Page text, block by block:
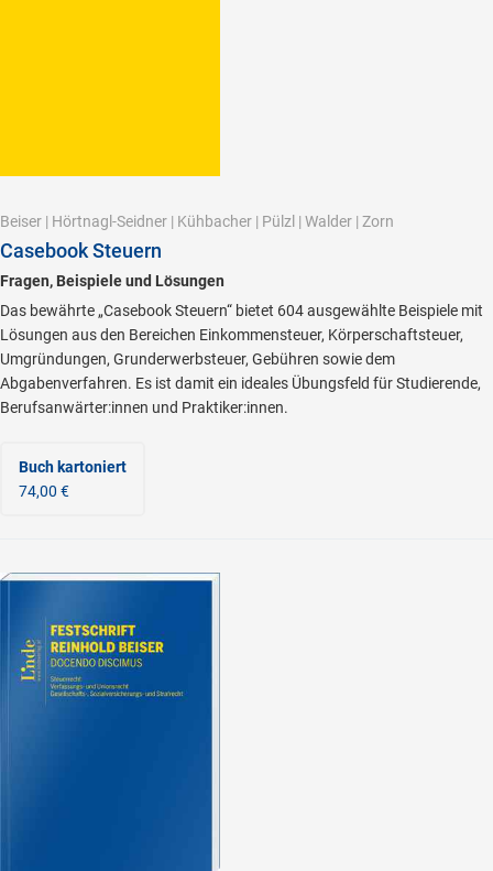
Beiser | Hörtnagl-Seidner | Kühbacher | Pülzl | Walder | Zorn
Casebook Steuern
Fragen, Beispiele und Lösungen
Das bewährte „Casebook Steuern“ bietet 604 ausgewählte Beispiele mit
Lösungen aus den Bereichen Einkommensteuer, Körperschaftsteuer,
Umgründungen, Grunderwerbsteuer, Gebühren sowie dem
Abgabenverfahren. Es ist damit ein ideales Übungsfeld für Studierende,
Berufsanwärter:innen und Praktiker:innen.
Buch kartoniert
74,00 €